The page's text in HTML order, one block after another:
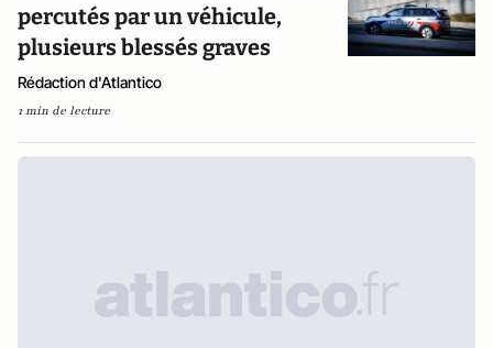
percutés par un véhicule,
plusieurs blessés graves
Rédaction d'Atlantico
1 min de lecture